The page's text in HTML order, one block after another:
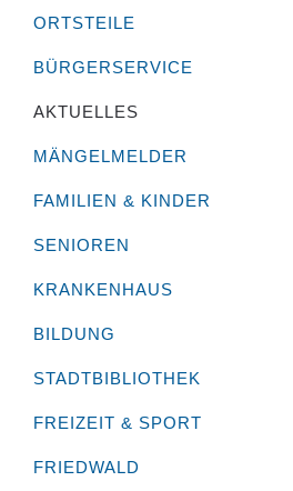
ORTSTEILE
BÜRGERSERVICE
AKTUELLES
MÄNGELMELDER
FAMILIEN & KINDER
SENIOREN
KRANKENHAUS
BILDUNG
STADTBIBLIOTHEK
FREIZEIT & SPORT
FRIEDWALD